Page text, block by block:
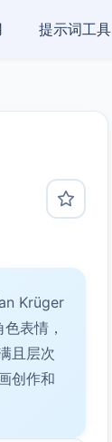
提示词工具
Krüger
表情，
且层次
创作和